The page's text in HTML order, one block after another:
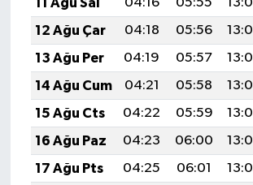
12 Ağu Çar
04:18 05:56
13 Ağu Per
04:19 05:57
14 Ağu Cum
04:21 05:58
15 Ağu Cts
04:22 05:59
16 Ağu Paz
04:23 06:00
17 Ağu Pts
04:25 06:01